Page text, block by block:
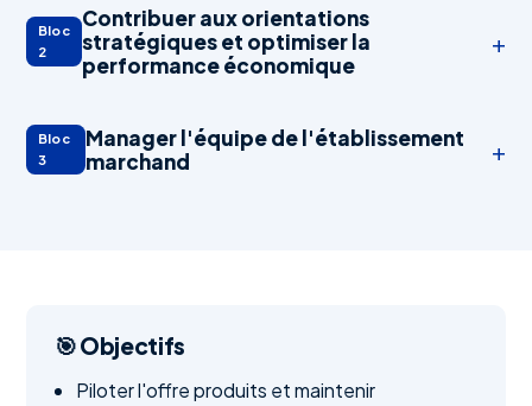
Bloc
2
Contribuer aux orientations
stratégiques et optimiser la
performance économique
+
Bloc
3
Manager l'équipe de l'établissement
marchand
+
🎯 Objectifs
Piloter l'offre produits et maintenir